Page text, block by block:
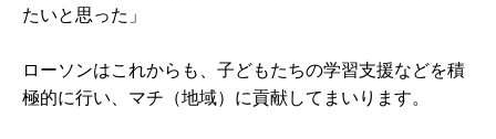
たいと思った」
ローソンはこれからも、子どもたちの学習支援などを積
極的に行い、マチ（地域）に貢献してまいります。